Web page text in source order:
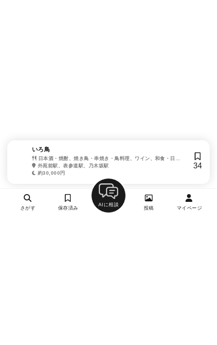
いろ鳥
日本酒・焼酎、焼き鳥・串焼き・鳥料理、ワイン、和食・日本
料理外苑前駅、表参道駅、乃木坂駅
約30,000円
34
さがす 保存済み
AIに相談
投稿 マイページ